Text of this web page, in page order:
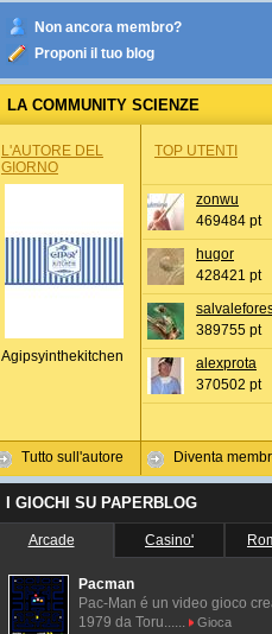
Non ancora membro?
Proponi il tuo blog
LA COMMUNITY SCIENZE
L'AUTORE DEL
GIORNO
Agipsyinthekitchen
Tutto sull'autore
TOP UTENTI
zonwu
469484 pt
hugor
428421 pt
389755 pt
alexprota
370502 pt
Diventa
I GIOCHI SU PAPERBLOG
Arcade Casino'
Pacman
Pac-Man é un video gioco
1979 da Toru......
Gioca